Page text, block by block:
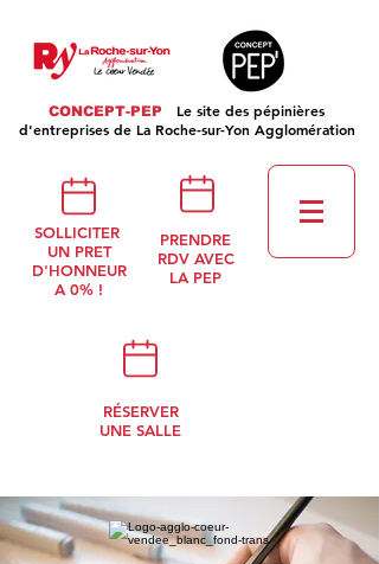
CONCEPT-PEP
Le site des pépinières
d'entreprises de La Roche-sur-Yon Agglomération
SOLLICITER
UN PRET
D'HONNEUR
A 0% !
PRENDRE
RDV AVEC
LA PEP
RÉSERVER
UNE SALLE